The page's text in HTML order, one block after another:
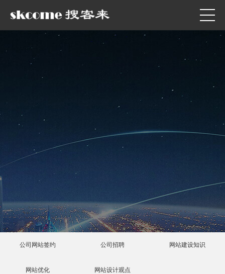
公司网站签约 公司招聘 网站建设知识
网站优化 网站设计观点